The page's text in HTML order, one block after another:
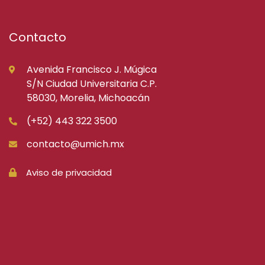
Contacto
Avenida Francisco J. Múgica
S/N Ciudad Universitaria C.P.
58030, Morelia, Michoacán
(+52) 443 322 3500
contacto@umich.mx
Aviso de privacidad